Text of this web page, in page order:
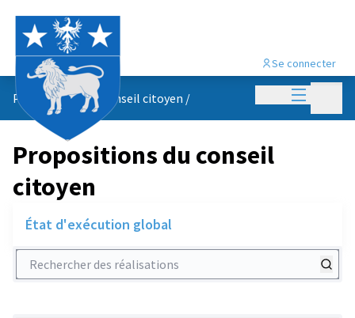
Menu
Se connecter
Propositions du conseil citoyen /
Propositions du conseil
citoyen
État d'exécution global
Rechercher des réalisations